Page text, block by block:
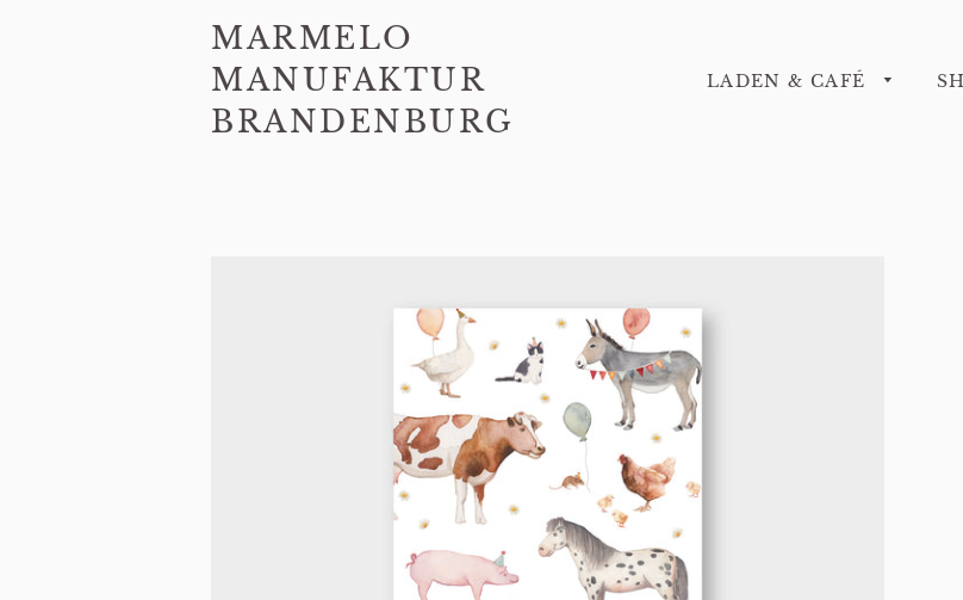
MARMELO
MANUFAKTUR
BRANDENBURG
LADEN & CAFÉ